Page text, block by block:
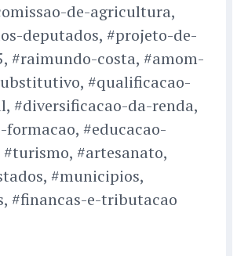
de-agricultura,
deputados, #projeto-de-
#raimundo-costa, #amom-
#qualificacao-
#diversificacao-da-renda,
formacao, #educacao-
#artesanato,
#municipios,
#financas-e-tributacao